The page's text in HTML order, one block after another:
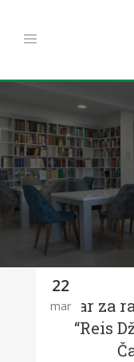
22
marIftar za
“Reis